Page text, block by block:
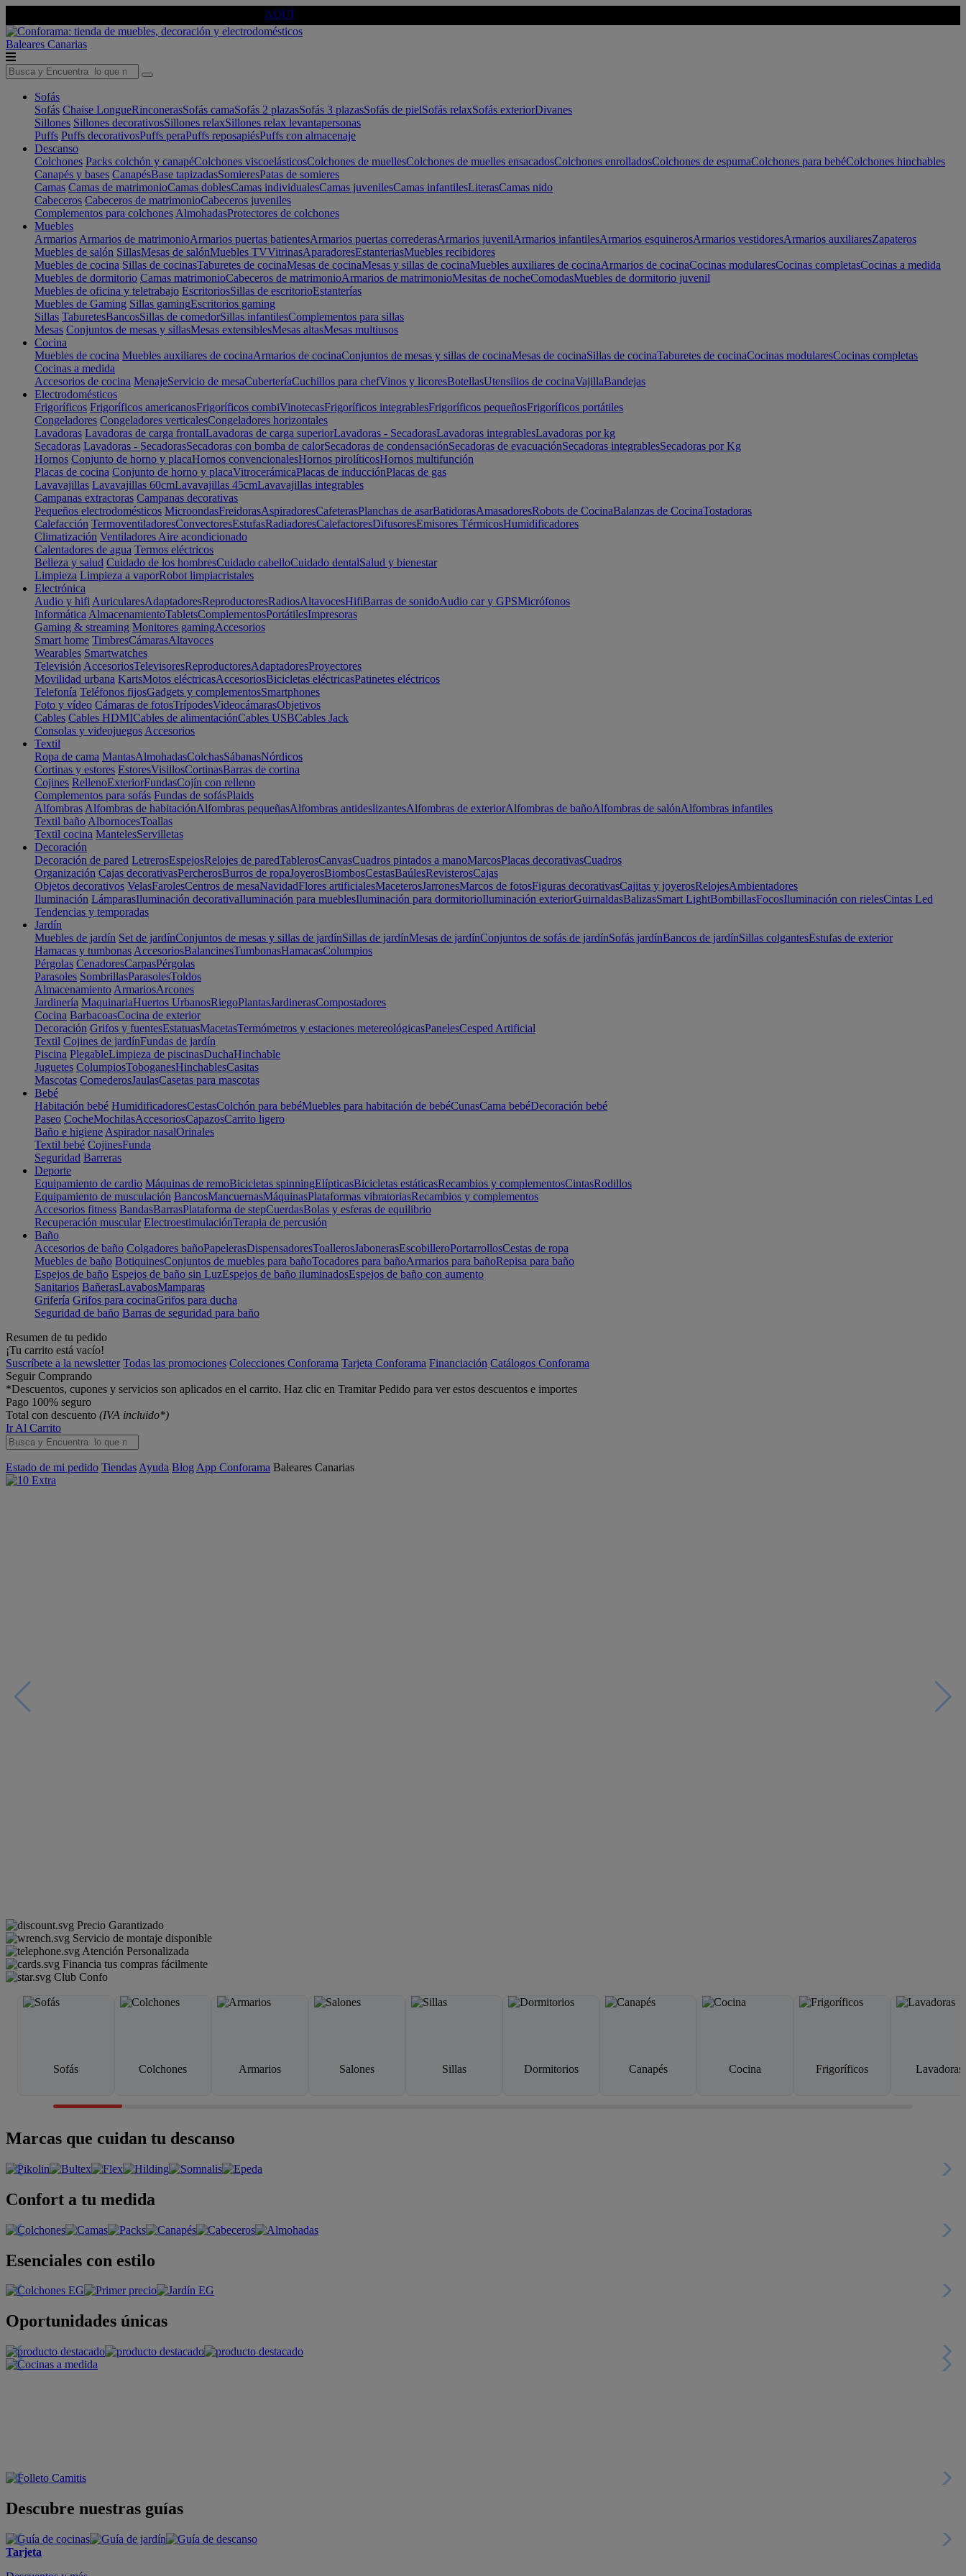
AQUÍ
Baleares Canarias
Sofás
Sofás Chaise LongueRinconerasSofás camaSofás 2 plazasSofás 3 plazasSofás de pielSofás relaxSofás exteriorDivanes
Sillones Sillones decorativosSillones relaxSillones relax levantapersonas
Puffs Puffs decorativosPuffs peraPuffs reposapiésPuffs con almacenaje
Descanso
Colchones Packs colchón y canapéColchones viscoelásticosColchones de muellesColchones de muelles ensacadosColchones enrolladosColchones de espumaColchones para bebéColchones hinchables
Canapés y bases CanapésBase tapizadasSomieresPatas de somieres
Camas Camas de matrimonioCamas doblesCamas individualesCamas juvenilesCamas infantilesLiterasCamas nido
Cabeceros Cabeceros de matrimonioCabeceros juveniles
Complementos para colchones AlmohadasProtectores de colchones
Muebles
Armarios Armarios de matrimonioArmarios puertas batientesArmarios puertas correderasArmarios juvenilArmarios infantilesArmarios esquinerosArmarios vestidoresArmarios auxiliaresZapateros
Muebles de salón SillasMesas de salónMuebles TVVitrinasAparadoresEstanteriasMuebles recibidores
Muebles de cocina Sillas de cocinasTaburetes de cocinaMesas de cocinaMesas y sillas de cocinaMuebles auxiliares de cocinaArmarios de cocinaCocinas modularesCocinas completasCocinas a medida
Muebles de dormitorio Camas matrimonioCabeceros de matrimonioArmarios de matrimonioMesitas de nocheComodasMuebles de dormitorio juvenil
Muebles de oficina y teletrabajo EscritoriosSillas de escritorioEstanterías
Muebles de Gaming Sillas gamingEscritorios gaming
Sillas TaburetesBancosSillas de comedorSillas infantilesComplementos para sillas
Mesas Conjuntos de mesas y sillasMesas extensiblesMesas altasMesas multiusos
Cocina
Muebles de cocina Muebles auxiliares de cocinaArmarios de cocinaConjuntos de mesas y sillas de cocinaMesas de cocinaSillas de cocinaTaburetes de cocinaCocinas modularesCocinas completas
Cocinas a medida
Accesorios de cocina MenajeServicio de mesaCuberteríaCuchillos para chefVinos y licoresBotellasUtensilios de cocinaVajillaBandejas
Electrodomésticos
Frigoríficos Frigoríficos americanosFrigoríficos combiVinotecasFrigoríficos integrablesFrigoríficos pequeñosFrigoríficos portátiles
Congeladores Congeladores verticalesCongeladores horizontales
Lavadoras Lavadoras de carga frontalLavadoras de carga superiorLavadoras - SecadorasLavadoras integrablesLavadoras por kg
Secadoras Lavadoras - SecadorasSecadoras con bomba de calorSecadoras de condensaciónSecadoras de evacuaciónSecadoras integrablesSecadoras por Kg
Hornos Conjunto de horno y placaHornos convencionalesHornos pirolíticosHornos multifunción
Placas de cocina Conjunto de horno y placaVitrocerámicaPlacas de inducciónPlacas de gas
Lavavajillas Lavavajillas 60cmLavavajillas 45cmLavavajillas integrables
Campanas extractoras Campanas decorativas
Pequeños electrodomésticos MicroondasFreidorasAspiradoresCafeterasPlanchas de asarBatidorasAmasadoresRobots de CocinaBalanzas de CocinaTostadoras
Calefacción TermoventiladoresConvectoresEstufasRadiadoresCalefactoresDifusoresEmisores TérmicosHumidificadores
Climatización Ventiladores Aire acondicionado
Calentadores de agua Termos eléctricos
Belleza y salud Cuidado de los hombresCuidado cabelloCuidado dentalSalud y bienestar
Limpieza Limpieza a vaporRobot limpiacristales
Electrónica
Audio y hifi AuricularesAdaptadoresReproductoresRadiosAltavocesHifiBarras de sonidoAudio car y GPSMicrófonos
Informática AlmacenamientoTabletsComplementosPortátilesImpresoras
Gaming & streaming Monitores gamingAccesorios
Smart home TimbresCámarasAltavoces
Wearables Smartwatches
Televisión AccesoriosTelevisoresReproductoresAdaptadoresProyectores
Movilidad urbana KartsMotos eléctricasAccesoriosBicicletas eléctricasPatinetes eléctricos
Telefonía Teléfonos fijosGadgets y complementosSmartphones
Foto y vídeo Cámaras de fotosTrípodesVideocámarasObjetivos
Cables Cables HDMICables de alimentaciónCables USBCables Jack
Consolas y videojuegos Accesorios
Textil
Ropa de cama MantasAlmohadasColchasSábanasNórdicos
Cortinas y estores EstoresVisillosCortinasBarras de cortina
Cojines RellenoExteriorFundasCojín con relleno
Complementos para sofás Fundas de sofásPlaids
Alfombras Alfombras de habitaciónAlfombras pequeñasAlfombras antideslizantesAlfombras de exteriorAlfombras de bañoAlfombras de salónAlfombras infantiles
Textil baño AlbornocesToallas
Textil cocina MantelesServilletas
Decoración
Decoración de pared LetrerosEspejosRelojes de paredTablerosCanvasCuadros pintados a manoMarcosPlacas decorativasCuadros
Organización Cajas decorativasPercherosBurros de ropaJoyerosBiombosCestasBaúlesRevisterosCajas
Objetos decorativos VelasFarolesCentros de mesaNavidadFlores artificialesMaceterosJarronesMarcos de fotosFiguras decorativasCajitas y joyerosRelojesAmbientadores
Iluminación LámparasIluminación decorativaIluminación para mueblesIluminación para dormitorioIluminación exteriorGuirnaldasBalizasSmart LightBombillasFocosIluminación con rielesCintas Led
Tendencias y temporadas
Jardín
Muebles de jardín Set de jardínConjuntos de mesas y sillas de jardínSillas de jardínMesas de jardínConjuntos de sofás de jardínSofás jardínBancos de jardínSillas colgantesEstufas de exterior
Hamacas y tumbonas AccesoriosBalancinesTumbonasHamacasColumpios
Pérgolas CenadoresCarpasPérgolas
Parasoles SombrillasParasolesToldos
Almacenamiento ArmariosArcones
Jardinería MaquinariaHuertos UrbanosRiegoPlantasJardinerasCompostadores
Cocina BarbacoasCocina de exterior
Decoración Grifos y fuentesEstatuasMacetasTermómetros y estaciones metereológicasPanelesCesped Artificial
Textil Cojines de jardínFundas de jardín
Piscina PlegableLimpieza de piscinasDuchaHinchable
Juguetes ColumpiosToboganesHinchablesCasitas
Mascotas ComederosJaulasCasetas para mascotas
Bebé
Habitación bebé HumidificadoresCestasColchón para bebéMuebles para habitación de bebéCunasCama bebéDecoración bebé
Paseo CocheMochilasAccesoriosCapazosCarrito ligero
Baño e higiene Aspirador nasalOrinales
Textil bebé CojinesFunda
Seguridad Barreras
Deporte
Equipamiento de cardio Máquinas de remoBicicletas spinningElípticasBicicletas estáticasRecambios y complementosCintasRodillos
Equipamiento de musculación BancosMancuernasMáquinasPlataformas vibratoriasRecambios y complementos
Accesorios fitness BandasBarrasPlataforma de stepCuerdasBolas y esferas de equilibrio
Recuperación muscular ElectroestimulaciónTerapia de percusión
Baño
Accesorios de baño Colgadores bañoPapelerasDispensadoresToallerosJabonerasEscobilleroPortarrollosCestas de ropa
Muebles de baño BotiquinesConjuntos de muebles para bañoTocadores para bañoArmarios para bañoRepisa para baño
Espejos de baño Espejos de baño sin LuzEspejos de baño iluminadosEspejos de baño con aumento
Sanitarios BañerasLavabosMamparas
Grifería Grifos para cocinaGrifos para ducha
Seguridad de baño Barras de seguridad para baño
Resumen de tu pedido
¡Tu carrito está vacío!
Suscríbete a la newsletter Todas las promociones Colecciones Conforama Tarjeta Conforama Financiación Catálogos Conforama
Seguir Comprando
*Descuentos, cupones y servicios son aplicados en el carrito. Haz clic en Tramitar Pedido para ver estos descuentos e importes
Pago 100% seguro
Total con descuento (IVA incluido*)
Ir Al Carrito
Estado de mi pedido Tiendas Ayuda Blog App Conforama Baleares Canarias
Precio Garantizado
Servicio de montaje disponible
Atención Personalizada
Financia tus compras fácilmente
Club Confo
Sofás Colchones Armarios Salones Sillas Dormitorios Canapés Cocina Frigoríficos Lavadoras
Marcas que cuidan tu descanso
Confort a tu medida
Esenciales con estilo
Oportunidades únicas
Descubre nuestras guías
Tarjeta